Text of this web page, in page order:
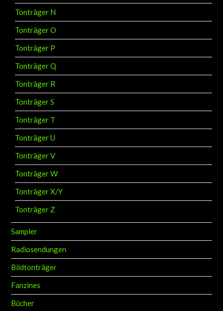
Tonträger N
Tonträger O
Tonträger P
Tonträger Q
Tonträger R
Tonträger S
Tonträger T
Tonträger U
Tonträger V
Tonträger W
Tonträger X/Y
Tonträger Z
Sampler
Radiosendungen
Bildtonträger
Fanzines
Bücher